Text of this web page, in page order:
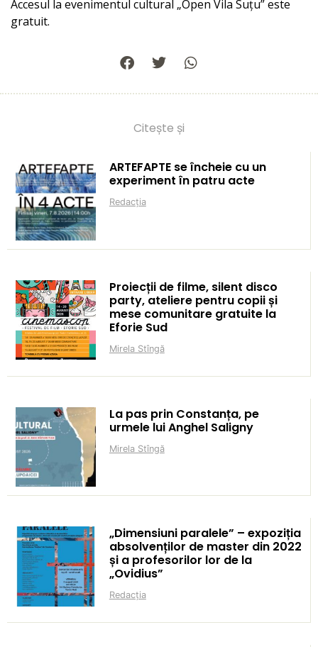
Accesul la evenimentul cultural „Open Vila Suțu” este
gratuit.
Citește și
ARTEFAPTE se încheie cu un
experiment în patru acte
Redacția
Proiecții de filme, silent disco
party, ateliere pentru copii și
mese comunitare gratuite la
Eforie Sud
Mirela Stîngă
La pas prin Constanța, pe
urmele lui Anghel Saligny
Mirela Stîngă
„Dimensiuni paralele” – expoziția
absolvenților de master din 2022
și a profesorilor lor de la
„Ovidius”
Redacția